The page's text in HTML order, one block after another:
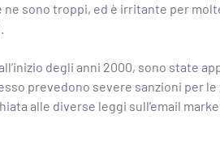
sono troppi, ed è irritante per
degli anni 2000, sono state
prevedono severe sanzioni per
alle diverse leggi sull’email